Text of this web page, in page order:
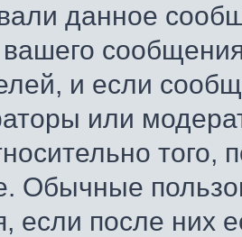
данное
и если
или
Обычные
если после них